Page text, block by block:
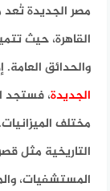
مصر الجديدة
القاهرة، حيث
والحدائق
الجديدة، فستجد
مختلف
التاريخية مثل
المستشفيات،